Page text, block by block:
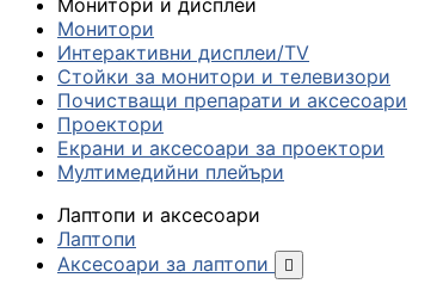
Монитори
Интерактивни дисплеи/TV
Стойки за монитори и телевизори
Почистващи препарати и аксесоари
Проектори
Екрани и аксесоари за проектори
Мултимедийни плейъри
Лаптопи и аксесоари
Лаптопи
Аксесоари за лаптопи
